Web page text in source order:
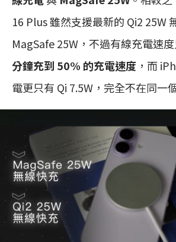
16 Plus 雖然支援最新的 Qi2 25W
MagSafe 25W，不過有線充電速
分鐘充到 50% 的充電速度 ，而
電更只有 Qi 7.5W，完全不在同一